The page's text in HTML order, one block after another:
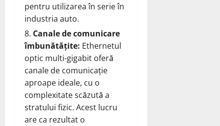
pentru utilizarea în serie în
industria auto.
Canale de comunicare
îmbunătățite: Ethernetul
optic multi-gigabit oferă
canale de comunicație
aproape ideale, cu o
complexitate scăzută a
stratului fizic. Acest lucru
are ca rezultat o